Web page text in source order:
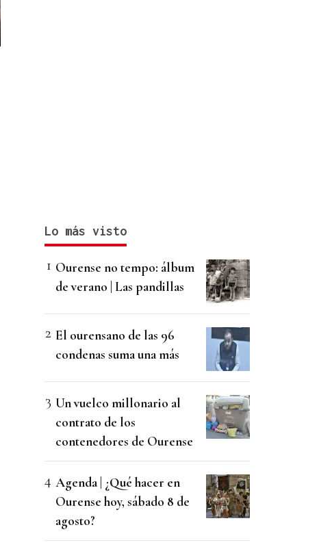
Lo más visto
Ourense no tempo: álbum
de verano | Las pandillas
El ourensano de las 96
condenas suma una más
Un vuelco millonario al
contrato de los
contenedores de Ourense
Agenda | ¿Qué hacer en
Ourense hoy, sábado 8 de
agosto?